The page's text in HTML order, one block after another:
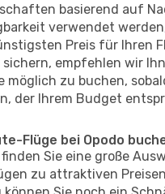
basierend auf
verwendet
Preis für Ihren
empfehlen wir
möglich zu buchen,
der Ihrem Budget
Flüge bei Opodo
finden Sie eine große
zu attraktiven